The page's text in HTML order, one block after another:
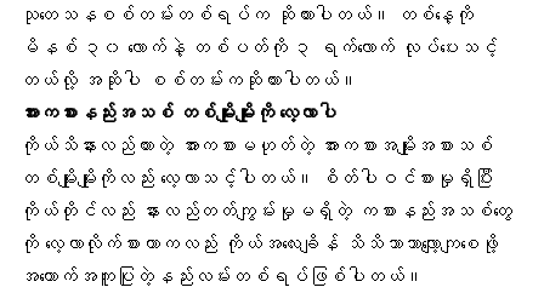
သုတေသနစစ်တမ်းတစ်ရပ်က ဆိုထားပါတယ်။ တစ်နေ့ကို
မိနစ် ၃၀ လောက်နဲ့ တစ်ပတ်ကို ၃ ရက်လောက် လုပ်ပေးသင့်
တယ်လို့ အဆိုပါ စစ်တမ်းကဆိုထားပါတယ်။
အားကစားနည်းအသစ် တစ်မျိုးမျိုးကို လေ့လာပါ
ကိုယ်သိနားလည်ထားတဲ့ အားကစားမဟုတ်တဲ့ အားကစားအမျိုးအစားသစ်
တစ်မျိုးမျိုးကိုလည်း လေ့လာသင့်ပါတယ်။ စိတ်ပါဝင်စားမှုရှိပြီး
ကိုယ်တိုင်လည်း နားလည်တတ်ကျွမ်းမှုမရှိတဲ့ ကစားနည်းအသစ်တွေ
ကို လေ့လာလိုက်စားတာကလည်း ကိုယ်အလေးချိန် သိသိသာသာလျော့ကျစေဖို့
အထောက်အကူပြုတဲ့နည်းလမ်းတစ်ရပ်ဖြစ်ပါတယ်။